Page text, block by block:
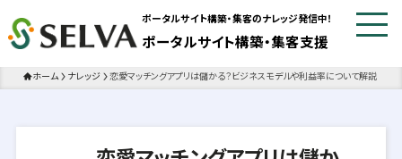
ポータルサイト構築・集客のナレッジ発信中！
ポータルサイト構築・集客支援
ホーム ナレッジ 恋愛マッチングアプリは儲かる？ビジネスモデルや利益率について解説